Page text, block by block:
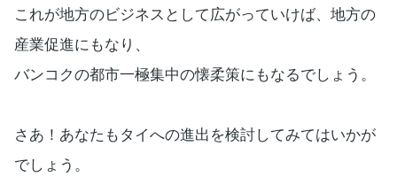
これが地方のビジネスとして広がっていけば、地方の
産業促進にもなり、
バンコクの都市一極集中の懐柔策にもなるでしょう。
さあ！あなたもタイへの進出を検討してみてはいかが
でしょう。